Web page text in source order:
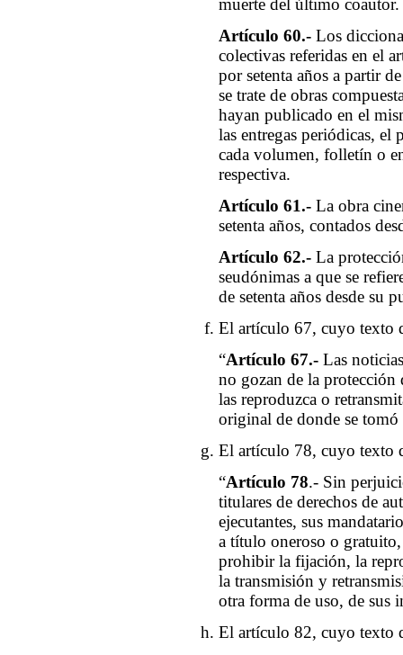
muerte del último coautor.
Artículo 60.- Los
colectivas referidas en el
por setenta años a partir
se trate de obras
hayan publicado en el
las entregas periódicas, el
cada volumen, folletín o
respectiva.
Artículo 61.- La obra
setenta años, contados
Artículo 62.- La
seudónimas a que se
de setenta años desde su
El artículo 67, cuyo texto
“Artículo 67.- Las
no gozan de la protección
las reproduzca o
original de donde se
El artículo 78, cuyo texto
“Artículo 78.- Sin
titulares de derechos de
ejecutantes, sus
a título oneroso o
prohibir la fijación, la
la transmisión y
otra forma de uso, de sus
El artículo 82, cuyo texto